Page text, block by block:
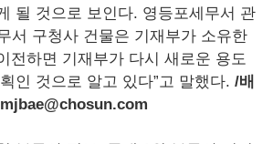
될 것으로 보인다. 영등포세무서 관
서 구청사 건물은 기재부가 소유한
전하면 기재부가 다시 새로운 용도
인 것으로 알고 있다”고 말했다. /배